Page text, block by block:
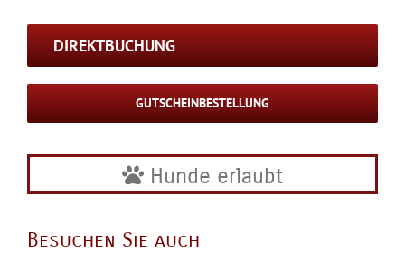
DIREKTBUCHUNG
GUTSCHEINBESTELLUNG
Hunde erlaubt
Besuchen Sie auch